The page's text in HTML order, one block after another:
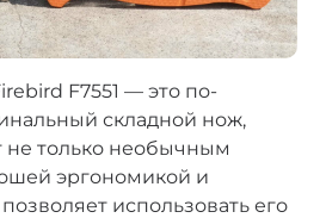
F7551 — это по-
складной нож,
не только необычным
эргономикой и
использовать его